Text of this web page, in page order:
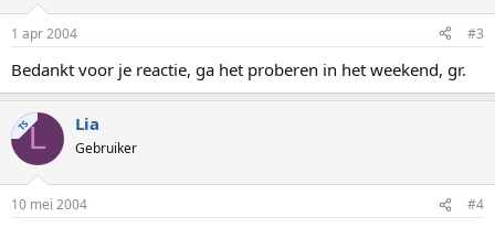
1 apr 2004 #3
Bedankt voor je reactie, ga het proberen in het weekend, gr.
TSL Lia
Gebruiker
10 mei 2004 #4